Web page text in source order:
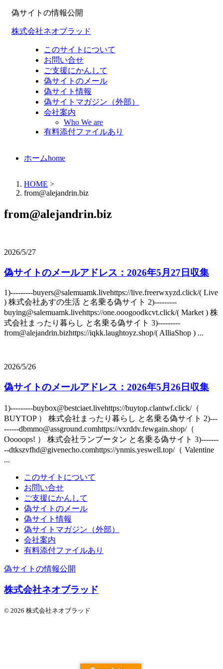
偽サイトの情報公開
株式会社ネオブラッド
このサイトについて
お問い合せ
ご支援にかんして
偽サイトのメール
偽サイト情報
偽サイトマガジン（外部）
会社案内
Who We are
有料添付ファイルあり
ホームhome
HOME >
from@alejandrin.biz
from@alejandrin.biz
2026/5/27
偽サイトのメールアドレス：2026年5月27日収集
1)---------buyers@salemuamk.livehttps://live.freerwxyzd.click/( Live
) 株式会社あすの生活 と名乗る偽サイト 2)---------
buying@salemuamk.livehttps://one.ooogoodkcvt.click/( Market ) 株
式会社まったり暮らし と名乗る偽サイト 3)---------
from@alejandrin.bizhttps://iqkk.laughtoyz.shop/( AlliaShop ) ...
2026/5/26
偽サイトのメールアドレス：2026年5月26日収集
1)---------buybox@bestciaet.livehttps://buytop.clantwf.click/（
BUYTOP ） 株式会社まったり暮らし と名乗る偽サイト 2)---
------dbmmo@assground.comhttps://vxrddv.fewgain.shop/（
Ooooops! ） 株式会社ランブータン と名乗る偽サイト 3)-------
--dtkszvfhd@givenecho.comhttps://ynmis.yeswell.top/（ Valentine
...
このサイトについて
お問い合せ
ご支援にかんして
偽サイトのメール
偽サイト情報
偽サイトマガジン（外部）
会社案内
有料添付ファイルあり
偽サイトの情報公開
株式会社ネオブラッド
© 2026 株式会社ネオブラッド